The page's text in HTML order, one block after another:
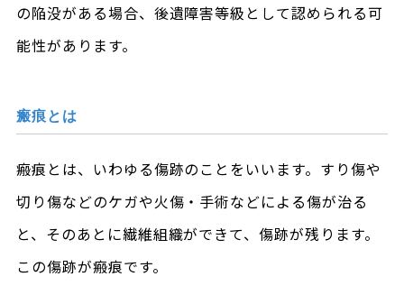
の陥没がある場合、後遺障害等級として認められる可
能性があります。
瘢痕とは
瘢痕とは、いわゆる傷跡のことをいいます。すり傷や
切り傷などのケガや火傷・手術などによる傷が治る
と、そのあとに繊維組織ができて、傷跡が残ります。
この傷跡が瘢痕です。